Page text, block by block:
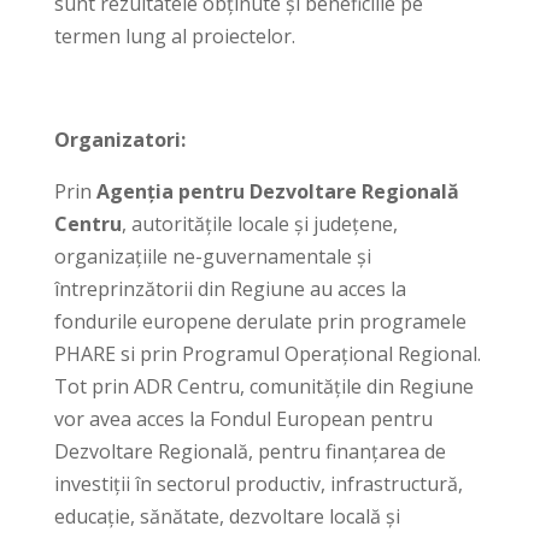
termen lung al proiectelor.
Organizatori:
Prin Agenția pentru Dezvoltare Regională
Centru, autoritățile locale și județene,
organizațiile ne-guvernamentale și
întreprinzătorii din Regiune au acces la
fondurile europene derulate prin programele
PHARE si prin Programul Operațional Regional.
Tot prin ADR Centru, comunitățile din Regiune
vor avea acces la Fondul European pentru
Dezvoltare Regională, pentru finanțarea de
investiții în sectorul productiv, infrastructură,
educație, sănătate, dezvoltare locală și